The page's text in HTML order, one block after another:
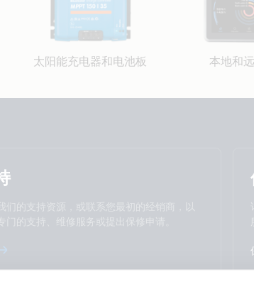
太阳能充电器和电池板 本地和
Español
Français
Português
to receive the newsletter and accept
Privacy Policy.
们的支持资源，或联系您最初的经销商，以
门的支持、维修服务或提出保修申请。